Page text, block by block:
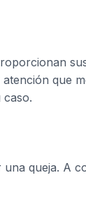
que
queja. A